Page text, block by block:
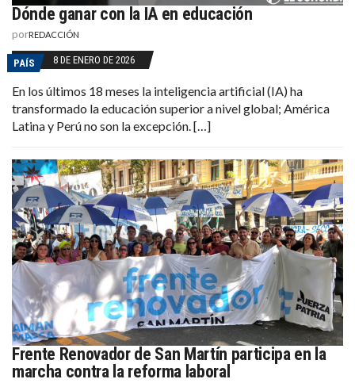
Dónde ganar con la IA en educación
porREDACCIÓN
PAÍS 8 DE ENERO DE 2026
En los últimos 18 meses la inteligencia artificial (IA) ha
transformado la educación superior a nivel global; América
Latina y Perú no son la excepción. […]
Frente Renovador de San Martín participa en la
marcha contra la reforma laboral